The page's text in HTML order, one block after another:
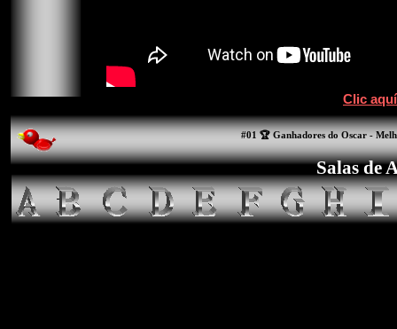
Clic
Salas de
#01 🏆 Ganhadores do Oscar -